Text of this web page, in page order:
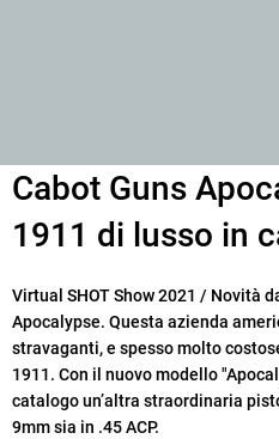
Cabot Guns
1911 di lusso in
Virtual SHOT Show 2021 / Novità
Apocalypse. Questa azienda
stravaganti, e spesso molto
1911. Con il nuovo modello
catalogo un’altra straordinaria
9mm sia in .45 ACP.